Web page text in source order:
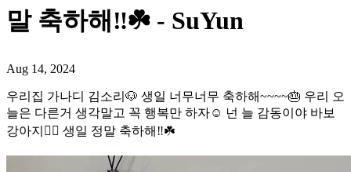
말 축하해‼️☘️ - SuYun
Aug 14, 2024
우리집 가나디 김소리🐶 생일 너무너무 축하해~~~~🎂 우리 오
늘은 다른거 생각말고 꼭 행복만 하자☺️ 넌 늘 감동이야 바보
강아지❤️‍🔥 생일 정말 축하해‼️☘️